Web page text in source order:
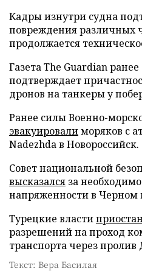
Кадры изнутри судна
повреждения различных
продолжается
Газета The Guardian
подтверждает
дронов на танкеры у
Ранее силы Военно-
эвакуировалиморяков с
Nadezhda в Новороссийск.
Совет национальной
высказался за
напряженности в Черном
Турецкие власти
разрешений на проход
транспорта через
Текст: Вера Басилая